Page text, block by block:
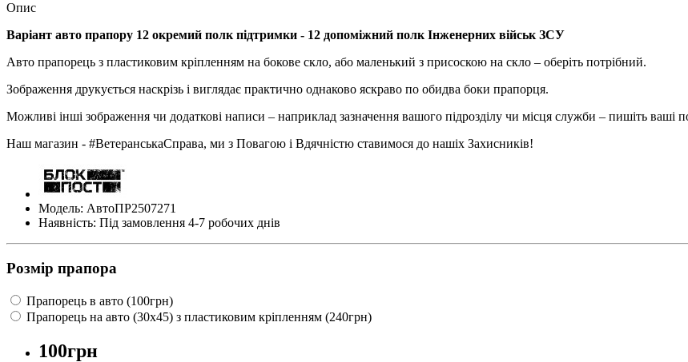
Опис
Варіант авто прапору 12 окремий полк підтримки - 12 допоміжний полк Інженерних військ ЗСУ
Авто прапорець з пластиковим кріпленням на бокове скло, або маленький з присоскою на скло – оберіть потрібний.
Зображення друкується наскрізь і виглядає практично однаково яскраво по обидва боки прапорця.
Можливі інші зображення чи додаткові написи – наприклад зазначення вашого підрозділу чи місця служби – пишіть ваші
Наш магазин - #ВетеранськаСправа, ми з Повагою і Вдячністю ставимося до нашіх Захисників!
Модель: АвтоПР2507271
Наявність: Під замовлення 4-7 робочих днів
Розмір прапора
Прапорець в авто (100грн)
Прапорець на авто (30х45) з пластиковим кріпленням (240грн)
100грн